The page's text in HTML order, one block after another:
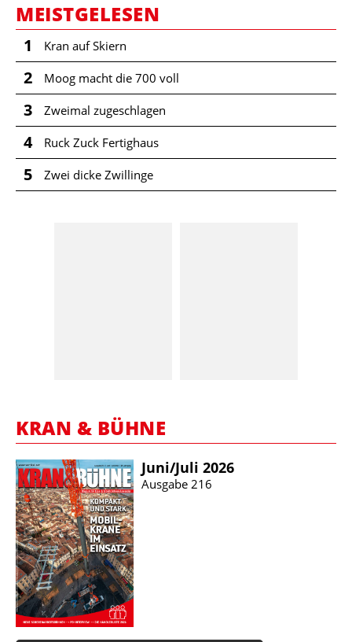
MEISTGELESEN
1 Kran auf Skiern
2 Moog macht die 700 voll
3 Zweimal zugeschlagen
4 Ruck Zuck Fertighaus
5 Zwei dicke Zwillinge
KRAN & BÜHNE
Juni/​Juli 2026
Ausgabe 216